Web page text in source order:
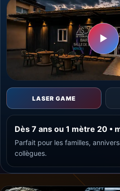
▶
LASER GAME
Dès 7 ans ou 1 mètre 20 •
Parfait pour les familles,
collègues.